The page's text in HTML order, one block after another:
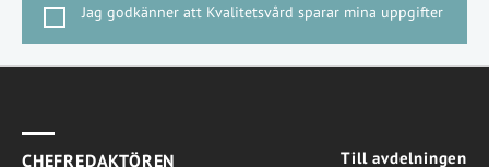
Jag godkänner att Kvalitetsvård sparar mina uppgifter
CHEFREDAKTÖREN Till avdelningen